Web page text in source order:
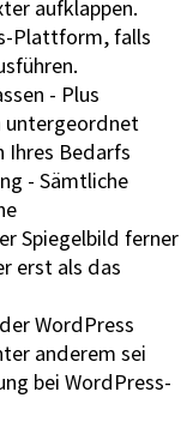
aufklappen.
Plattform, falls
- Plus
untergeordnet
Ihres Bedarfs
- Sämtliche
Spiegelbild ferner
erst als das
WordPress
anderem sei
bei WordPress-